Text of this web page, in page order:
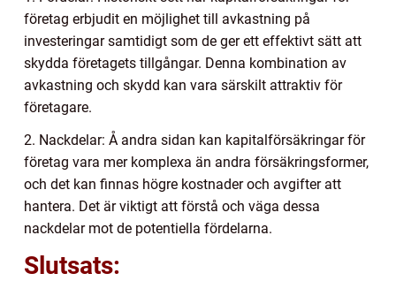
företag erbjudit en möjlighet till avkastning på
investeringar samtidigt som de ger ett effektivt sätt att
skydda företagets tillgångar. Denna kombination av
avkastning och skydd kan vara särskilt attraktiv för
företagare.
2. Nackdelar: Å andra sidan kan kapitalförsäkringar för
företag vara mer komplexa än andra försäkringsformer,
och det kan finnas högre kostnader och avgifter att
hantera. Det är viktigt att förstå och väga dessa
nackdelar mot de potentiella fördelarna.
Slutsats: